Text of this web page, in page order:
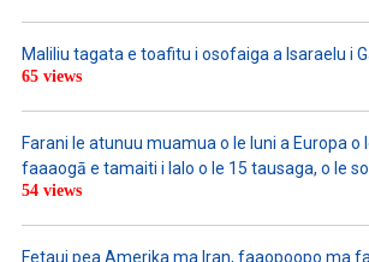
Maliliu tagata e toafitu i osofaiga a Isaraelu i
65 views
Farani le atunuu muamua o le Iuni a Europa o
faaaogā e tamaiti i lalo o le 15 tausaga, o le
54 views
Fetaui pea Amerika ma Iran, faaopoopo ma